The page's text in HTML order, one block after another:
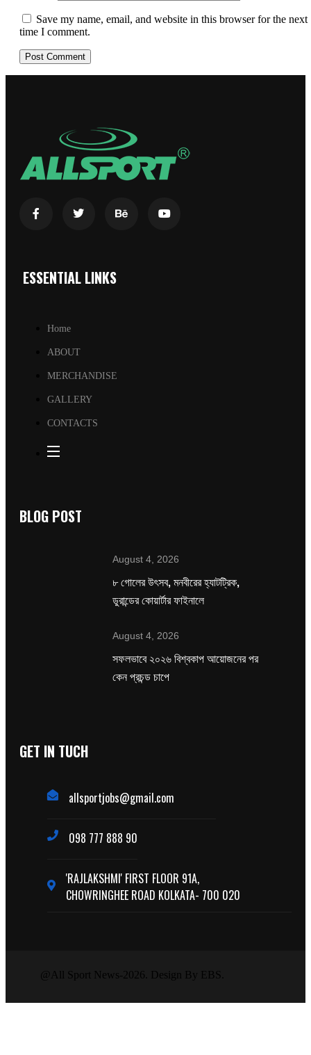
Save my name, email, and website in this browser for the next
time I comment.
ESSENTIAL LINKS
Home
ABOUT
MERCHANDISE
GALLERY
CONTACTS
BLOG POST
August 4, 2026
৮ গোলের উৎসব, মনবীরের হ্যাটট্রিক,
ডুরান্ডের কোয়ার্টার ফাইনালে
August 4, 2026
সফলভাবে ২০২৬ বিশ্বকাপ আয়োজনের পর
কেন প্রচন্ড চাপে
GET IN TUCH
allsportjobs@gmail.com
098 777 888 90
'RAJLAKSHMI' FIRST FLOOR 91A,
CHOWRINGHEE ROAD KOLKATA- 700 020
@All Sport News-2026. Design By EBS.